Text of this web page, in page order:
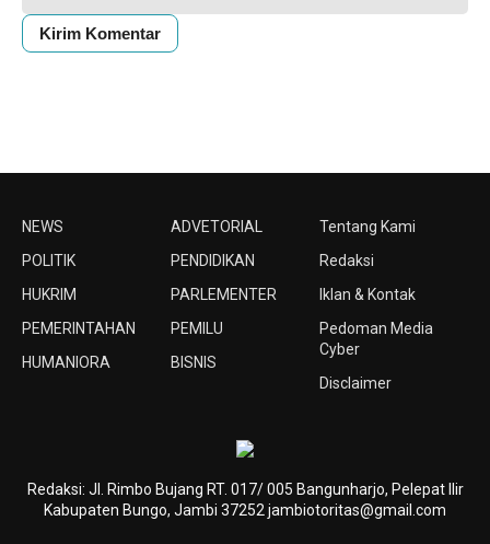
NEWS
POLITIK
HUKRIM
PEMERINTAHAN
HUMANIORA
ADVETORIAL
PENDIDIKAN
PARLEMENTER
PEMILU
BISNIS
Tentang Kami
Redaksi
Iklan & Kontak
Pedoman Media
Cyber
Disclaimer
Redaksi: Jl. Rimbo Bujang RT. 017/ 005 Bangunharjo, Pelepat Ilir
Kabupaten Bungo, Jambi 37252 jambiotoritas@gmail.com